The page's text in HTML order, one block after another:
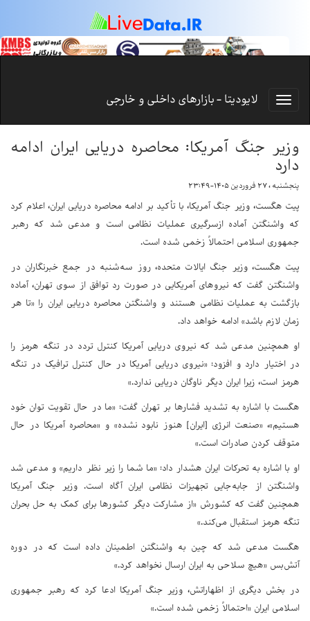
لایودیتا - بازارهای داخلی و خارجی
وزیر جنگ آمریکا: محاصره دریایی ایران ادامه
دارد
پنجشنبه ، ۲۷ فروردین ۱۴۰۵-۲۳:۴۹
پیت هگست، وزیر جنگ آمریکا، با تأکید بر ادامه محاصره دریایی ایران، اعلام کرد
که واشنگتن آماده ازسرگیری عملیات نظامی است و مدعی شد که رهبر
جمهوری اسلامی احتمالاً زخمی شده است.
پیت هگست، وزیر جنگ ایالات متحده، روز سه‌شنبه در جمع خبرنگاران در
واشنگتن گفت که نیروهای آمریکایی در صورت رد توافق از سوی تهران، آماده
بازگشت به عملیات نظامی هستند و واشنگتن محاصره دریایی ایران را «تا هر
زمان لازم باشد» ادامه خواهد داد.
او همچنین مدعی شد که نیروی دریایی آمریکا کنترل تردد در تنگه هرمز را
در اختیار دارد و افزود: «نیروی دریایی آمریکا در حال کنترل ترافیک در تنگه
هرمز است، زیرا ایران دیگر ناوگان دریایی ندارد.»
هگست با اشاره به تشدید فشارها بر تهران گفت: «ما در حال تقویت توان خود
هستیم»، «صنعت انرژی [ایران] هنوز نابود نشده» و «محاصره آمریکا در حال
متوقف کردن صادرات است.»
او با اشاره به تحرکات ایران هشدار داد: «ما شما را زیر نظر داریم» و مدعی شد
واشنگتن از جابه‌جایی تجهیزات نظامی ایران آگاه است. وزیر جنگ آمریکا
همچنین گفت که کشورش «از مشارکت دیگر کشورها برای کمک به حل بحران
تنگه هرمز استقبال می‌کند.»
هگست مدعی شد که چین به واشنگتن اطمینان داده است که در دوره
آتش‌بس «هیچ سلاحی به ایران ارسال نخواهد کرد.»
در بخش دیگری از اظهاراتش، وزیر جنگ آمریکا ادعا کرد که رهبر جمهوری
اسلامی ایران «احتمالاً زخمی شده است.»